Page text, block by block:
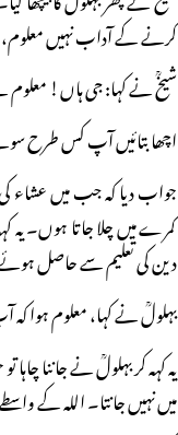
کرنے کے آداب نہیں معلوم،
شیخؒ نے کہا: جی ہاں!
اچھا بتائیں آپ کس طرح
جواب دیا کہ جب میں عشاء
کمرے میں چلا جاتا ہوں۔
دین کی تعلیم سے حاصل
بہلولؒ نے کہا، معلوم ہوا
یہ کہہ کر بہلولؒ نے جاننا
میں نہیں جانتا۔ اللہ کے